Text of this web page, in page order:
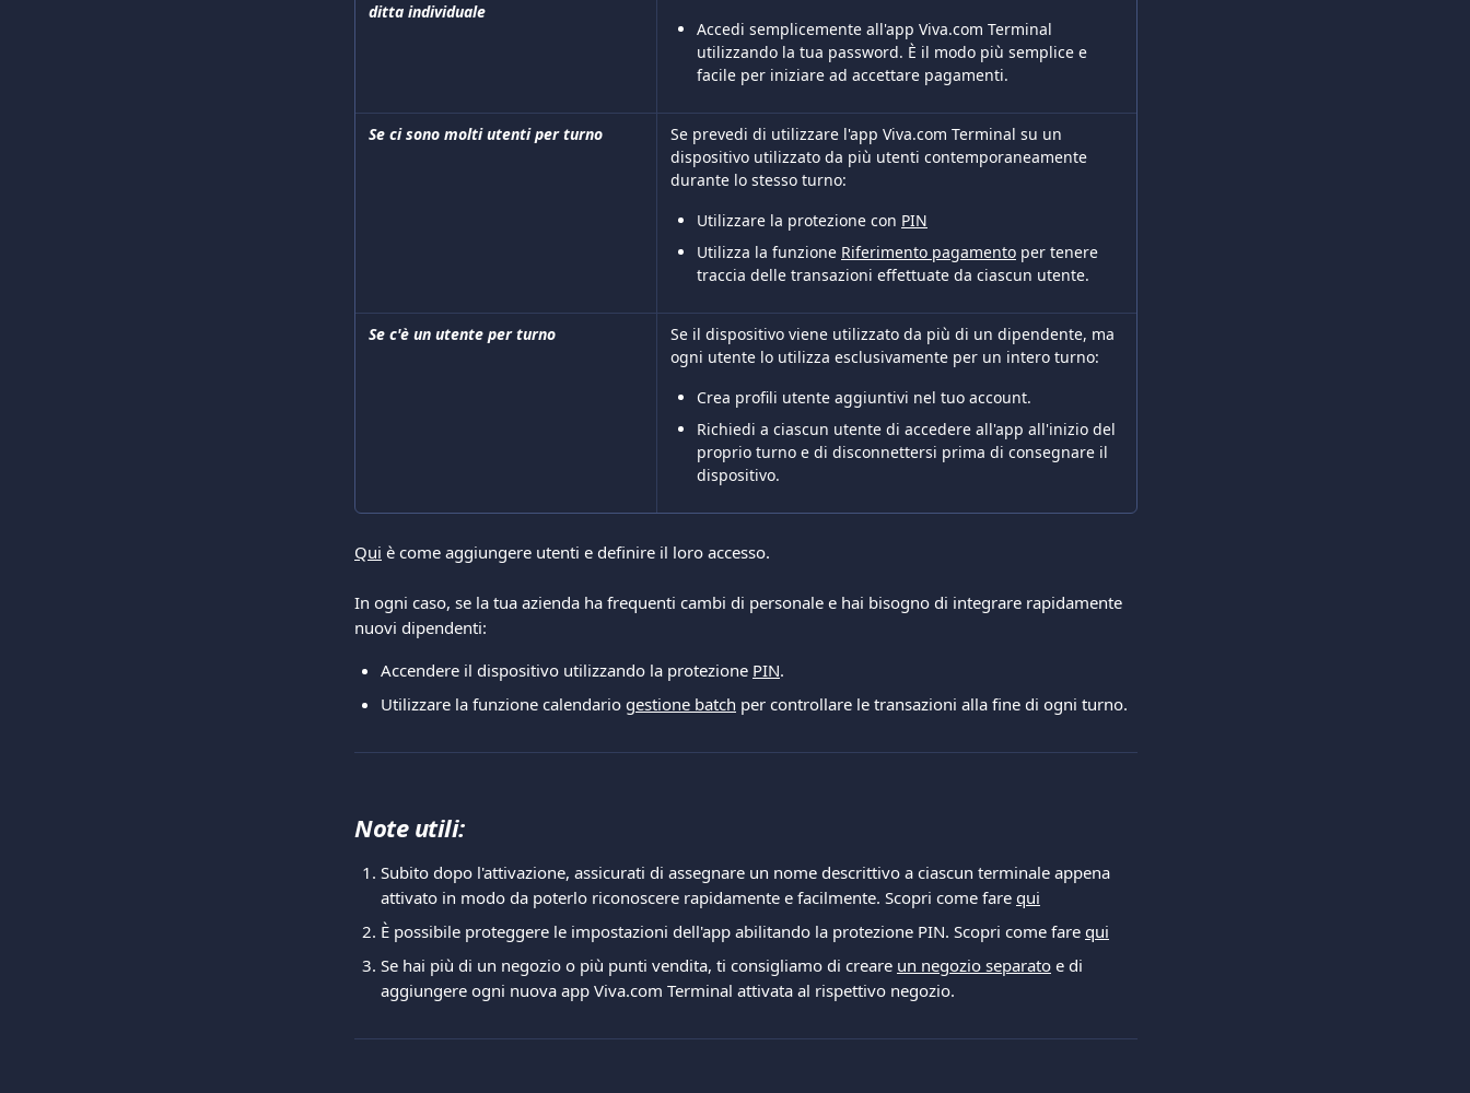
ditta individuale
Accedi semplicemente all'app Viva.com Terminal
utilizzando la tua password. È il modo più semplice e
facile per iniziare ad accettare pagamenti.
Se ci sono molti utenti per turno
Se prevedi di utilizzare l'app Viva.com Terminal su un
dispositivo utilizzato da più utenti contemporaneamente
durante lo stesso turno:
Utilizzare la protezione con PIN
Utilizza la funzione Riferimento pagamento per tenere
traccia delle transazioni effettuate da ciascun utente.
Se c'è un utente per turno
Se il dispositivo viene utilizzato da più di un dipendente, ma
ogni utente lo utilizza esclusivamente per un intero turno:
Crea profili utente aggiuntivi nel tuo account.
Richiedi a ciascun utente di accedere all'app all'inizio del
proprio turno e di disconnettersi prima di consegnare il
dispositivo.
Qui è come aggiungere utenti e definire il loro accesso.
In ogni caso, se la tua azienda ha frequenti cambi di personale e hai bisogno di integrare rapidamente
nuovi dipendenti:
Accendere il dispositivo utilizzando la protezione PIN.
Utilizzare la funzione calendario gestione batch per controllare le transazioni alla fine di ogni turno.
Note utili:
Subito dopo l'attivazione, assicurati di assegnare un nome descrittivo a ciascun terminale appena
attivato in modo da poterlo riconoscere rapidamente e facilmente. Scopri come fare qui
È possibile proteggere le impostazioni dell'app abilitando la protezione PIN. Scopri come fare qui
Se hai più di un negozio o più punti vendita, ti consigliamo di creare un negozio separato e di
aggiungere ogni nuova app Viva.com Terminal attivata al rispettivo negozio.